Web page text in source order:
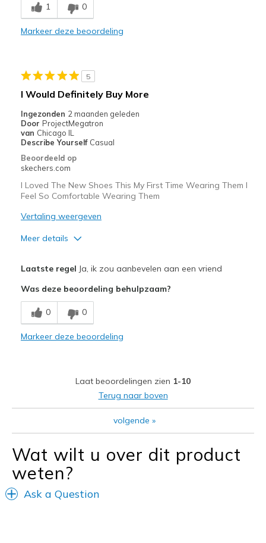
Comfortable
Going Out
Width
Feels true to width
Sizing
Feels true to size
View On Shoes
Shoes are for Wearing
1 0
Markeer deze beoordeling
5
I Would Definitely Buy More
Ingezonden 2 maanden geleden
Door ProjectMegatron
van Chicago IL
Describe Yourself Casual
Beoordeeld op
skechers.com
I Loved The New Shoes This My First Time Wearing Them I
Feel So Comfortable Wearing Them
Vertaling weergeven
Meer details
Breathe Well
Comfortable
Beste toepassingen
Casual Wear
Going Out
Special Occasions
Travel
Laatste regel Ja, ik zou aanbevelen aan een vriend
Was deze beoordeling behulpzaam?
0 0
Markeer deze beoordeling
Laat beoordelingen zien 1-10
Terug naar boven
volgende »
Wat wilt u over dit product
weten?
Ask a Question